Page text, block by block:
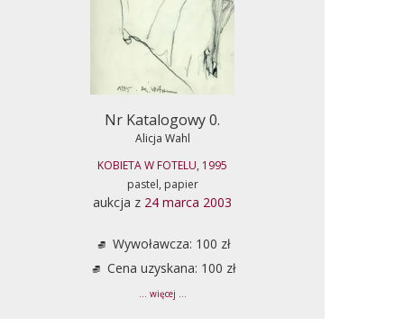
Nr Katalogowy 0.
Alicja Wahl
KOBIETA W FOTELU, 1995
pastel, papier
aukcja z 24 marca 2003
Wywoławcza: 100 zł
Cena uzyskana: 100 zł
... więcej ...